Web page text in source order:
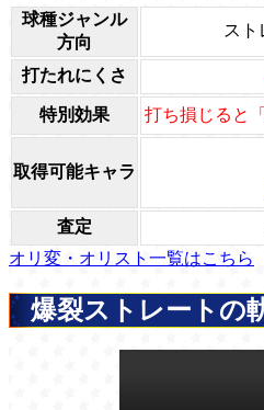
球種ジャンル
方向
スト
打たれにくさ
特別効果 打ち損じると
取得可能キャラ
査定
オリ変・オリスト一覧はこちら
爆裂ストレートの